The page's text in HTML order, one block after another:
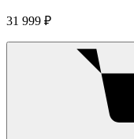
31 999 ₽